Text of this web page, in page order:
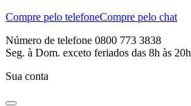
Compre pelo telefoneCompre pelo chat
Número de telefone 0800 773 3838
Seg. à Dom. exceto feriados das 8h às 20h
Sua conta